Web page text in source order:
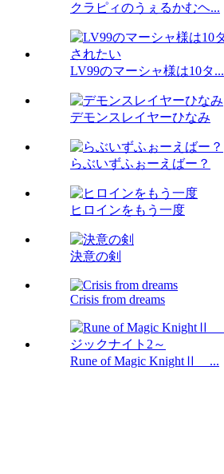
クラピィのうぇるかむヘ...
LV99のマーシャ様は10タ...
デモンスレイヤーひなみ
らぶいずふぉーえばー？
ヒロインをもう一度
決意の剣
Crisis from dreams
Rune of Magic KnightⅡ ...